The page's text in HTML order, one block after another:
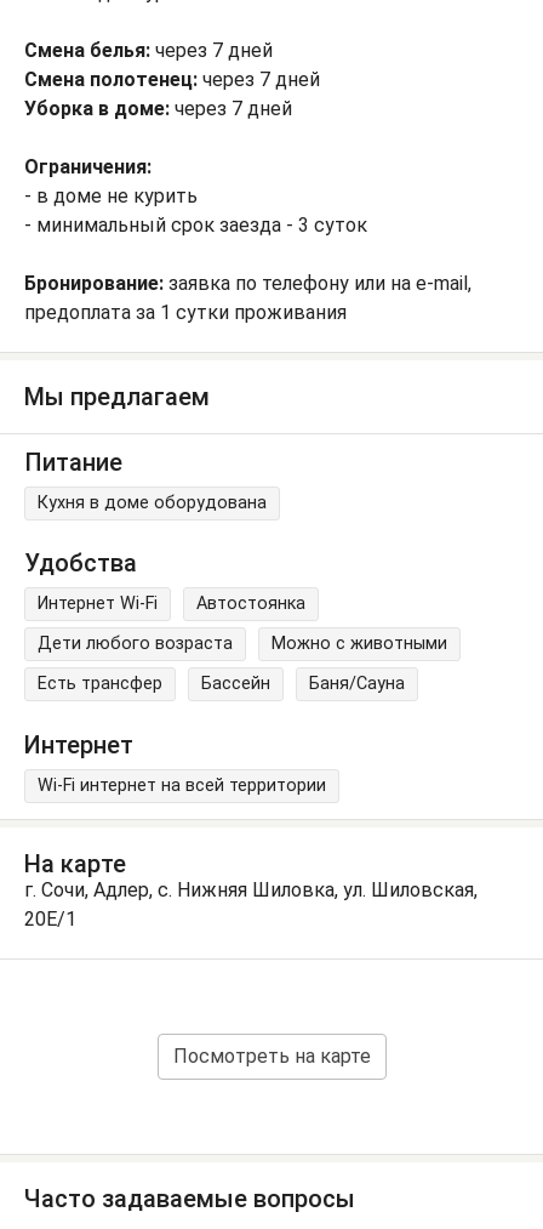
Смена белья: через 7 дней
Смена полотенец: через 7 дней
Уборка в доме: через 7 дней
Ограничения:
- в доме не курить
- минимальный срок заезда - 3 суток
Бронирование: заявка по телефону или на e-mail,
предоплата за 1 сутки проживания
Мы предлагаем
Питание
Кухня в доме оборудована
Удобства
Интернет Wi-Fi
Автостоянка
Дети любого возраста
Можно с животными
Есть трансфер
Бассейн Баня/Сауна
Интернет
Wi-Fi интернет на всей территории
На карте
г. Сочи, Адлер, с. Нижняя Шиловка, ул. Шиловская,
20Е/1
Посмотреть на карте
Часто задаваемые вопросы